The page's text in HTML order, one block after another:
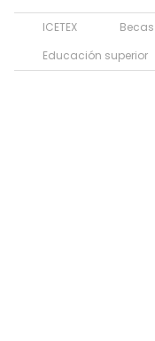
ICETEX Becas
Educación superior